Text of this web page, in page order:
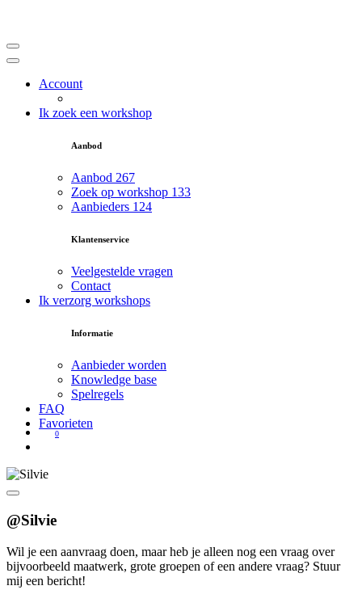
Account
Ik zoek een workshop
Aanbod
Aanbod 267
Zoek op workshop 133
Aanbieders 124
Klantenservice
Veelgestelde vragen
Contact
Ik verzorg workshops
Informatie
Aanbieder worden
Knowledge base
Spelregels
FAQ
Favorieten
0
@Silvie
Wil je een aanvraag doen, maar heb je alleen nog een vraag over
bijvoorbeeld maatwerk, grote groepen of een andere vraag? Stuur
mij een bericht!